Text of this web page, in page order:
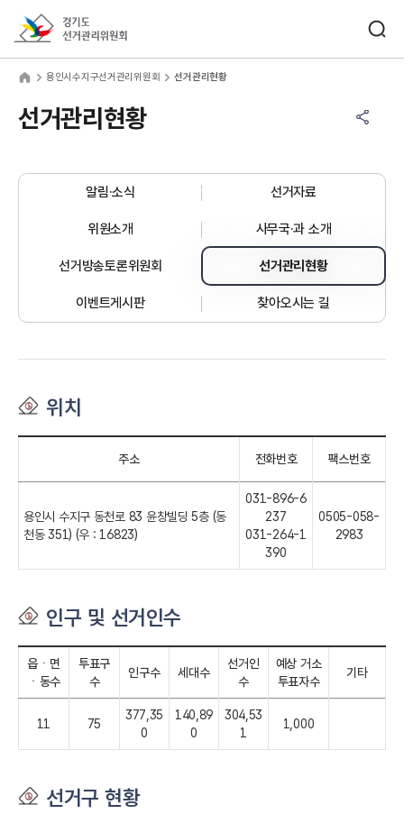
용인시수지구선거관리위원회 선거관리현황
선거관리현황
알림·소식 선거자료
위원소개 사무국·과 소개
선거방송토론위원회 선거관리현황
이벤트게시판 찾아오시는 길
위치
주소 전화번호 팩스번호
용인시 수지구 동천로 83 윤창빌딩 5층 (동
천동 351) (우 : 16823)
031-896-6
237
031-264-1
390
0505-058-
2983
인구 및 선거인수
읍ㆍ면
ㆍ동수
투표구
수
인구수 세대수
선거인
수
예상 거소
투표자수
기타
11 75
377,35
0
140,89
0
304,53
1
1,000
선거구 현황